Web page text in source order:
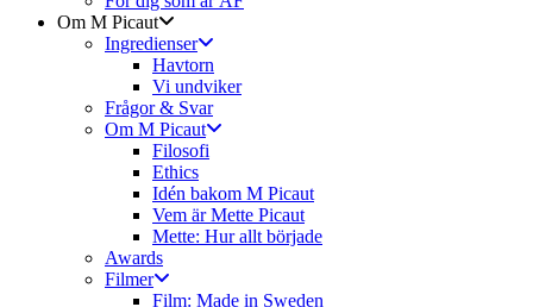
Om M Picaut
Ingredienser
Havtorn
Vi undviker
Frågor & Svar
Om M Picaut
Filosofi
Ethics
Idén bakom M Picaut
Vem är Mette Picaut
Mette: Hur allt började
Awards
Filmer
Film: Made in Sweden